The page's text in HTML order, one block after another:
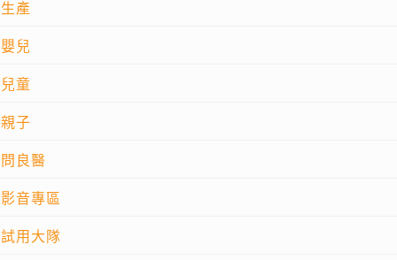
生產
嬰兒
兒童
親子
問良醫
影音專區
試用大隊